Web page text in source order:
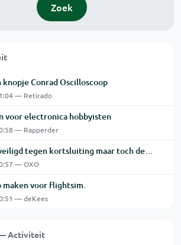
Zoek
Conrad Oscilloscoop
— Retirado
voor electronica hobbyisten
— Rapperder
Adapter beveiligd tegen kortsluiting maar toch defect?
— OXO
maken voor flightsim.
— deKees
— Activiteit